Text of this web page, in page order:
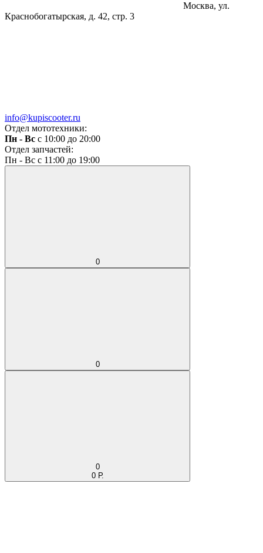
Москва, ул.
Краснобогатырская, д. 42, стр. 3
info@kupiscooter.ru
Отдел мототехники:
Пн - Вс с 10:00 до 20:00
Отдел запчастей:
Пн - Вс с 11:00 до 19:00
0
0
0
0 Р.